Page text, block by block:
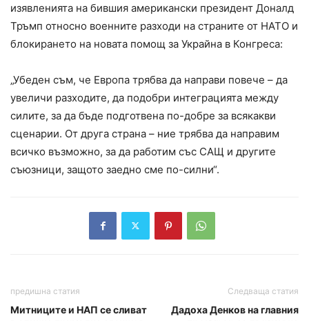
изявленията на бившия американски президент Доналд
Тръмп относно военните разходи на страните от НАТО и
блокирането на новата помощ за Украйна в Конгреса:
„Убеден съм, че Европа трябва да направи повече – да
увеличи разходите, да подобри интеграцията между
силите, за да бъде подготвена по-добре за всякакви
сценарии. От друга страна – ние трябва да направим
всичко възможно, за да работим със САЩ и другите
съюзници, защото заедно сме по-силни“.
предишна статия
Митниците и НАП се сливат
Следваща статия
Дадоха Денков на главния